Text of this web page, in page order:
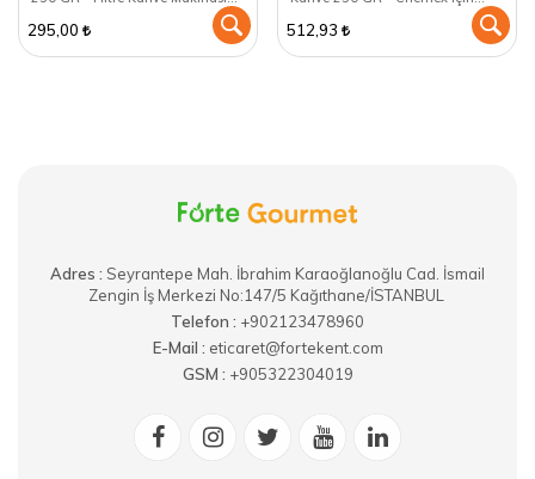
295,00 512,93
Adres : ​Seyrantepe Mah. İbrahim Karaoğlanoğlu Cad. İsmail
Zengin İş Merkezi No:147/5 Kağıthane/İSTANBUL
Telefon : +902123478960
E-Mail : eticaret@fortekent.com
GSM : +905322304019